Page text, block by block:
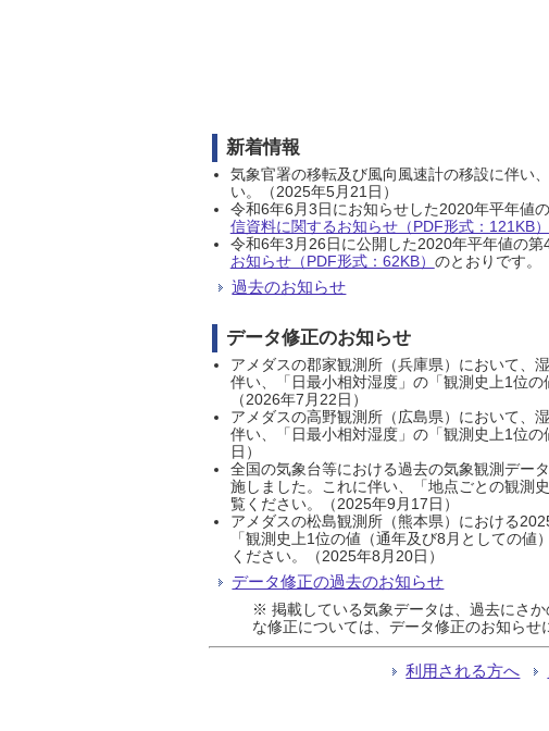
新着情報
気象官署の移転及び風向風速計の移設に伴い
い。（2025年5月21日）
令和6年6月3日にお知らせした2020年平年値
信資料に関するお知らせ（PDF形式：121KB）
令和6年3月26日に公開した2020年平年値の
お知らせ（PDF形式：62KB） のとおりです。
過去のお知らせ
データ修正のお知らせ
アメダスの郡家観測所（兵庫県）において、
伴い、「日最小相対湿度」の「観測史上1位
（2026年7月22日）
アメダスの高野観測所（広島県）において、
伴い、「日最小相対湿度」の「観測史上1位
日）
全国の気象台等における過去の気象観測デー
施しました。これに伴い、「地点ごとの観測
覧ください。（2025年9月17日）
アメダスの松島観測所（熊本県）における
「観測史上1位の値（通年及び8月としての
ください。（2025年8月20日）
データ修正の過去のお知らせ
※ 掲載している気象データは、過去にさ
な修正については、データ修正のお知らせ
利用される方へ